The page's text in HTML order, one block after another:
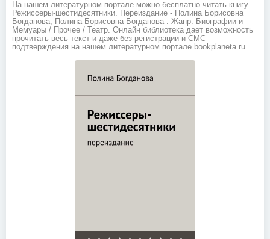
На нашем литературном портале можно бесплатно читать книгу
Режиссеры-шестидесятники. Переиздание - Полина Борисовна
Богданова, Полина Борисовна Богданова . Жанр: Биографии и
Мемуары / Прочее / Театр. Онлайн библиотека дает возможность
прочитать весь текст и даже без регистрации и СМС
подтверждения на нашем литературном портале bookplaneta.ru.